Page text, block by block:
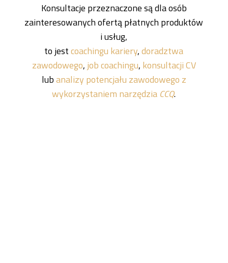
Konsultacje przeznaczone są dla osób
zainteresowanych ofertą płatnych produktów
i usług,
to jestcoachingu kariery,doradztwa
zawodowego, job coachingu, konsultacji CV
lubanalizy potencjału zawodowego z
wykorzystaniem narzędzia CCQ.